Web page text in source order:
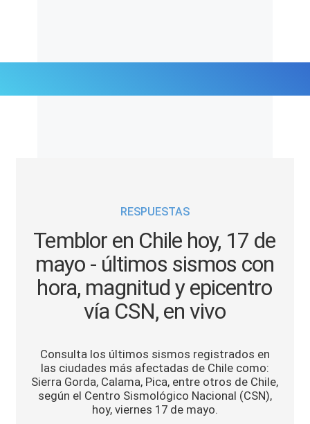
Tendencias Mix
RESPUESTAS
Temblor en Chile hoy, 17 de
mayo - últimos sismos con
hora, magnitud y epicentro
vía CSN, en vivo
Consulta los últimos sismos registrados en
las ciudades más afectadas de Chile como:
Sierra Gorda, Calama, Pica, entre otros de Chile,
según el Centro Sismológico Nacional (CSN),
hoy, viernes 17 de mayo.